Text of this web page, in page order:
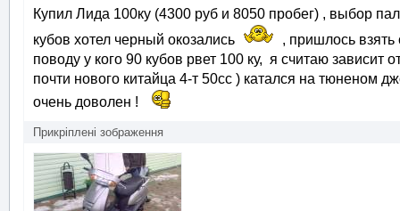
Купил Лида 100ку (4300 руб и 8050 пробег) , выбор
кубов хотел черный окозались
, пришлось
поводу у кого 90 кубов рвет 100 ку, я считаю зависит
почти нового китайца 4-т 50сс ) катался на тюненом
очень доволен !
Прикріплені зображення